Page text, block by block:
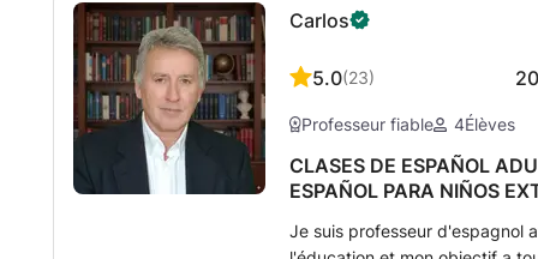
d’étudier, de travailler ou de
d’espagnol, comme le SIELE,
parler avec aisance ? Vous
grande étape ! Je suis
officielle du DELE à l’Instituto
linguistique appliquée à
espagnol langue étrangère 🎓
Carlos
5.0(23)
Professeur fiable 4Élèves
CLASES DE ESPAÑOL
ESPAÑOL PARA NIÑOS
Je suis professeur d'espagnol